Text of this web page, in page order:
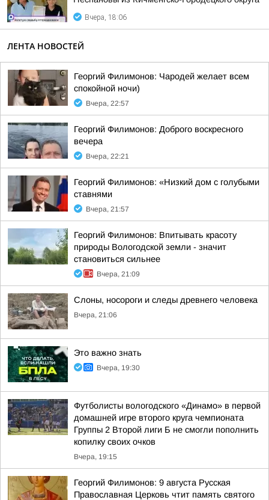
Вчера, 18:06
ЛЕНТА НОВОСТЕЙ
Георгий Филимонов: Чародей желает всем
спокойной ночи)
Вчера, 22:57
Георгий Филимонов: Доброго воскресного
вечера
Вчера, 22:21
Георгий Филимонов: «Низкий дом с голубыми
ставнями
Вчера, 21:57
Георгий Филимонов: Впитывать красоту
природы Вологодской земли - значит
становиться сильнее
Вчера, 21:09
Слоны, носороги и следы древнего человека
Вчера, 21:06
Это важно знать
Вчера, 19:30
Футболисты вологодского «Динамо» в первой
домашней игре второго круга чемпионата
Группы 2 Второй лиги Б не смогли пополнить
копилку своих очков
Вчера, 19:15
Георгий Филимонов: 9 августа Русская
Православная Церковь чтит память святого